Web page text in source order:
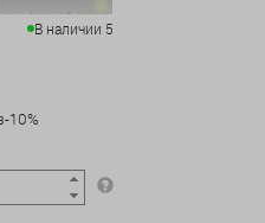
В наличии 5
10%